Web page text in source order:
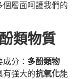
層面呵護我們的
類物質
分： 多酚類物
有強大的抗氧化能